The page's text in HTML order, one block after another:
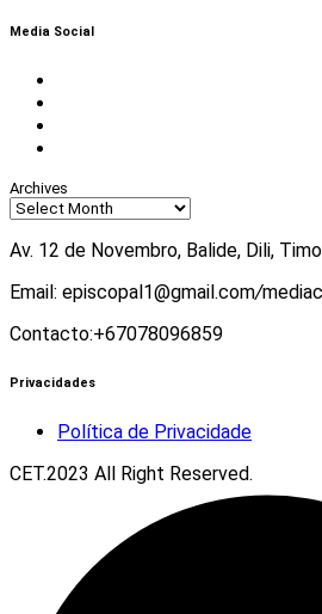
Media Social
Archives
Av. 12 de Novembro, Balide, Dili,
Email: episcopal1@gmail.com/
Contacto:+67078096859
Privacidades
Política de Privacidade
CET.2023 All Right Reserved.